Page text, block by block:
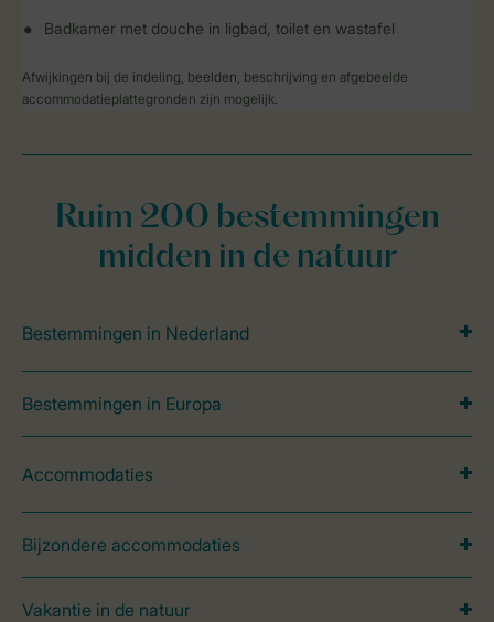
Badkamer met douche in ligbad, toilet en wastafel
Afwijkingen bij de indeling, beelden, beschrijving en afgebeelde
accommodatieplattegronden zijn mogelijk.
Ruim 200 bestemmingen
midden in de natuur
Bestemmingen in Nederland
Bestemmingen in Europa
Accommodaties
Bijzondere accommodaties
Vakantie in de natuur